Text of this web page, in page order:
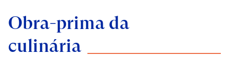
Obra-prima da
culinária